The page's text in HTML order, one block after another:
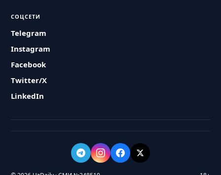
СОЦСЕТИ
Telegram
Instagram
Facebook
Twitter/X
LinkedIn